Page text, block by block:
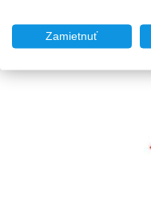
Zamietnuť